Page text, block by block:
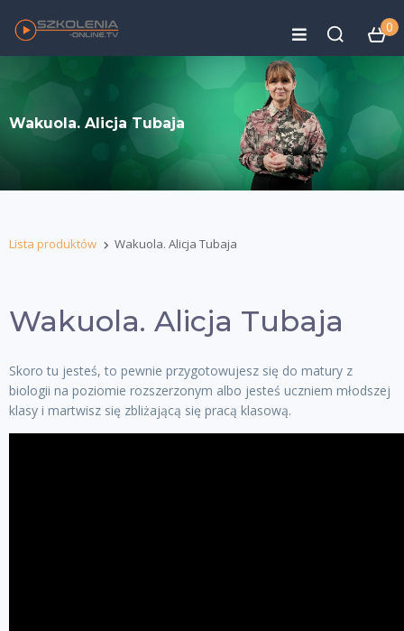
0
Wakuola. Alicja Tubaja
Lista produktów Wakuola. Alicja Tubaja
Wakuola. Alicja Tubaja
Skoro tu jesteś, to pewnie przygotowujesz się do matury z
biologii na poziomie rozszerzonym albo jesteś uczniem młodszej
klasy i martwisz się zbliżającą się pracą klasową.